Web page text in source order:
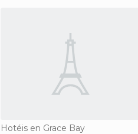
Hotéis en Grace Bay